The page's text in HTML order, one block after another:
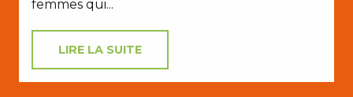
femmes qui...
LIRE LA SUITE